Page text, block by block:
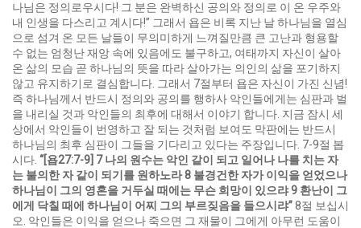
나님은 정의로우시다! 그 분은 완벽하신 공의와 정의로 이 온 우주와
내 인생을 다스리고 계시다!” 그래서 욥은 비록 지난 날 하나님을 열심
으로 섬겨 온 모든 날들이 무의미하게 느껴질만큼 큰 고난과 형용할
수 없는 엄청난 재앙 속에 있음에도 불구하고, 여태까지 자신이 살아
온 삶의 모습 곧 하나님의 뜻을 따라 살아가는 의인의 삶을 포기하지
않고 유지하기로 결심합니다. 그래서 7절부터 욥은 자신이 가진 신념!
즉 하나님께서 반드시 정의와 공의를 행하사 악인들에게는 심판과 벌
을 내리실 것과 악인들의 최후에 대해서 이야기 합니다. 지금 잠시 세
상에서 악인들이 번영하고 잘 되는 것처럼 보여도 막판에는 반드시
하나님의 최후 심판이 그들을 기다리고 있다는 주장입니다. 7-9절 봅
시다. “[ 욥27:7-9] 7나의 원수는 악인 같이 되고 일어나 나를치는자
는 불의한자 같이 되기를 원하노라8 불경건한자가 이익을 얻었으나
하나님이 그의 영혼을 거두실 때에는 무슨 희망이 있으랴9 환난이 그
에게 닥칠 때에 하나님이 어찌 그의 부르짖음을 들으시랴”8절 보십시
오. 악인들은 이익을 얻으나 죽으면 그 재물이 그에게 아무런 도움이